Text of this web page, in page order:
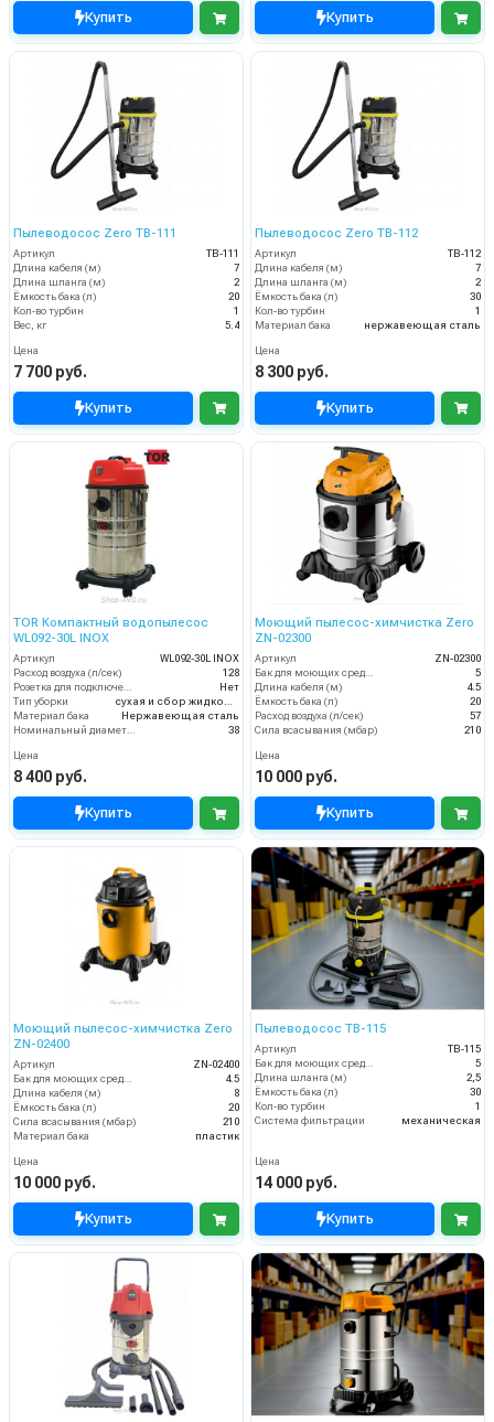
Купить Купить
Пылеводосос Zero TB-111
Артикул
TB-111
Длина кабеля (м)
7
Длина шланга (м)
2
Ёмкость бака (л)
20
Кол-во турбин
1
Вес, кг
5.4
Цена
7 700 руб.
Купить
Пылеводосос Zero TB-112
Артикул
TB-112
Длина кабеля (м)
7
Длина шланга (м)
2
Ёмкость бака (л)
30
Кол-во турбин
1
Материал бака
нержавеющая сталь
Цена
8 300 руб.
Купить
TOR Компактный водопылесос
WL092-30L INOX
Артикул
WL092-30L INOX
Расход воздуха (л/сек)
128
Розетка для подключения инструмента
Нет
Тип уборки
сухая и сбор жидкостей
Материал бака
Нержавеющая сталь
Номинальный диаметр принадлежностей (мм)
38
Цена
8 400 руб.
Купить
Моющий пылесос-химчистка Zero
ZN-02300
Артикул
ZN-02300
Бак для моющих средств
5
Длина кабеля (м)
4.5
Ёмкость бака (л)
20
Расход воздуха (л/сек)
57
Сила всасывания (мбар)
210
Цена
10 000 руб.
Купить
Моющий пылесос-химчистка Zero
ZN-02400
Артикул
ZN-02400
Бак для моющих средств
4.5
Длина кабеля (м)
8
Ёмкость бака (л)
20
Сила всасывания (мбар)
210
Материал бака
пластик
Цена
10 000 руб.
Купить
Пылеводосос TB-115
Артикул
TB-115
Бак для моющих средств
5
Длина шланга (м)
2,5
Ёмкость бака (л)
30
Кол-во турбин
1
Система фильтрации
механическая
Цена
14 000 руб.
Купить